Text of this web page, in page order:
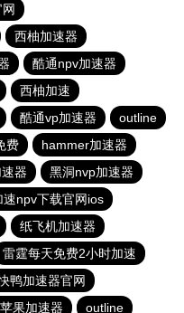
西柚加速器
酷通npv加速器
西柚加速
酷通vp加速器
outline
费
hammer加速器
器
黑洞nvp加速器
速npv下载官网ios
纸飞机加速器
雷霆每天免费2小时加速
鸭加速器官网
果加速器 outline